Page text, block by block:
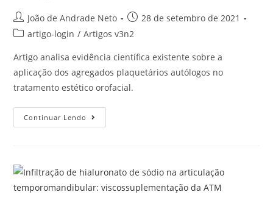
João de Andrade Neto
28 de setembro de 2021
artigo-login / Artigos v3n2
Artigo analisa evidência científica existente sobre a
aplicação dos agregados plaquetários autólogos no
tratamento estético orofacial.
Continuar Lendo